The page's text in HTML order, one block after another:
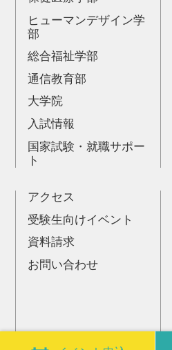
ヒューマンデザイン学
部
総合福祉学部
通信教育部
大学院
入試情報
国家試験・就職サポー
ト
アクセス
受験生向けイベント
資料請求
お問い合わせ